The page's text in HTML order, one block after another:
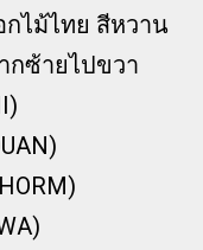
ไม้ไทย สีหวาน
กซ้ายไปขวา